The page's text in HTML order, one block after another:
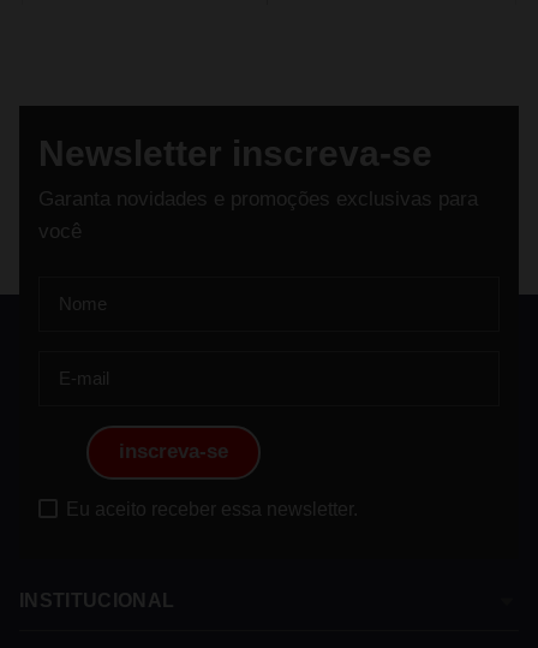
Newsletter inscreva-se
Garanta novidades e promoções exclusivas para
você
inscreva-se
Eu aceito receber essa newsletter.
INSTITUCIONAL